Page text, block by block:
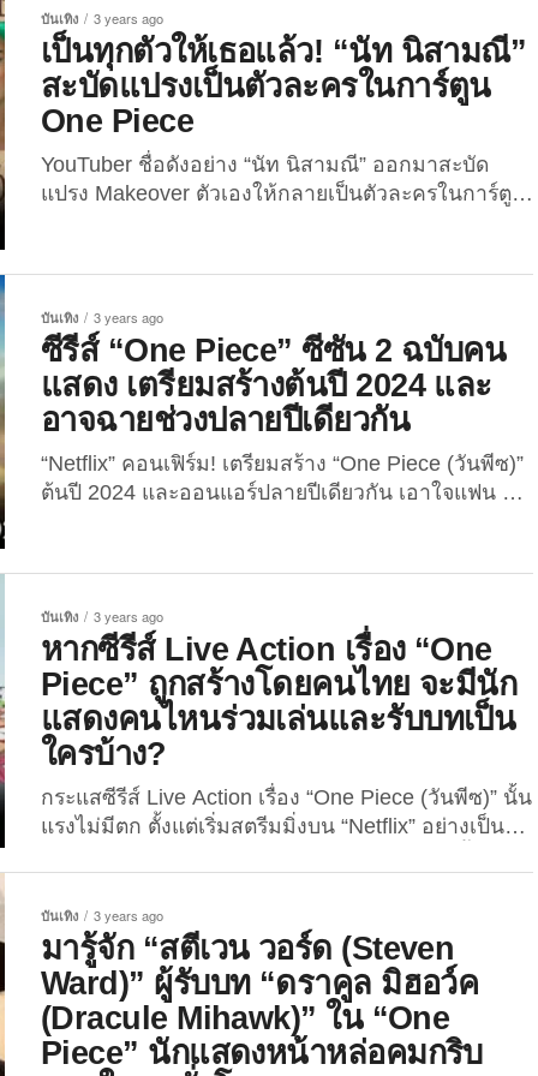
นอกจากจะสร้างปรากฏการณ์คลั่งไคล้โจรสลัดใน 84
ประเทศทั่วโลก จนขึ้นอันดับ 1...
บันเทิง 3 years ago
เป็นทุกตัวให้เธอแล้ว! “นัท นิสามณี”
สะบัดแปรงเป็นตัวละครในการ์ตูน
One Piece
YouTuber ชื่อดังอย่าง “นัท นิสามณี” ออกมาสะบัด
แปรง Makeover ตัวเองให้กลายเป็นตัวละครในการ์ตูน
เซอร์ชื่อดังอย่าง “นัท นิสามณี” มาอย่างยาวนาน ก็จะ
ทราบดีว่า เธอชอบอ่านมังงะและดูอนิเมะเป็นอย่าง
มาก...
บันเทิง 3 years ago
ซีรีส์ “One Piece” ซีซัน 2 ฉบับคน
แสดง เตรียมสร้างต้นปี 2024 และ
อาจฉายช่วงปลายปีเดียวกัน
“Netflix” คอนเฟิร์ม! เตรียมสร้าง “One Piece (วันพีซ)”
ต้นปี 2024 และออนแอร์ปลายปีเดียวกัน เอาใจแฟน ๆ
อารมณ์ยังค้างจนอยากดูภาคต่อไม่ไหวแล้ว เพราะเนื้อ
เรื่องที่ย่อรวบรัด แต่ยังคงความสนุกไว้ได้อย่างเต็ม
เปี่ยม...
บันเทิง 3 years ago
หากซีรีส์ Live Action เรื่อง “One
Piece” ถูกสร้างโดยคนไทย จะมีนัก
แสดงคนไหนร่วมเล่นและรับบทเป็น
ใครบ้าง?
กระแสซีรีส์ Live Action เรื่อง “One Piece (วันพีซ)” นั้น
แรงไม่มีตก ตั้งแต่เริ่มสตรีมมิ่งบน “Netflix” อย่างเป็น
เรื่องที่สั้นกระชับ แต่ยังคงเนื้อหาสำคัญตามมังงะได้
ครบและสนุกไม่แพ้กัน จนหลายคนสันนิษฐานว่า ซีรีส์ที่
ดัดแปลงมาจากมังงะที่ขายดีที่สุดตลอดกาลในญี่ปุ่น
เรื่องนี้ จะนั่งแท่น “ซีรีส์ Live Action ที่ดีที่สุดในโลก” ซะ
แล้ว!...
บันเทิง 3 years ago
มารู้จัก “สตีเวน วอร์ด (Steven
Ward)” ผู้รับบท “ดราคูล มิฮอว์ค
(Dracule Mihawk)” ใน “One
Piece” นักแสดงหน้าหล่อคมกริบ